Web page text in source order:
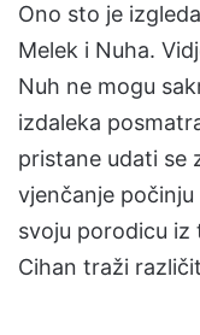
Ono sto je
Melek i Nuha.
Nuh ne mogu
izdaleka
pristane udati se
vjenčanje počinju
svoju porodicu iz
Cihan traži